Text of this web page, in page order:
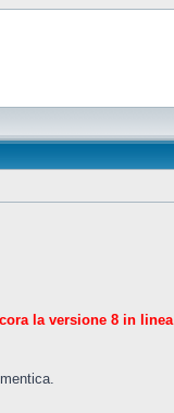
la versione 8 in linea